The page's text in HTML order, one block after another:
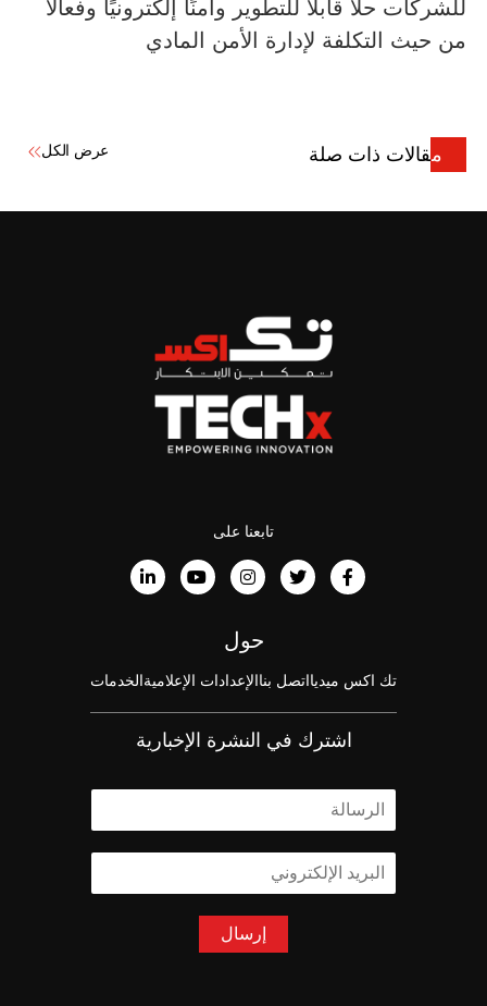
للشركات حلاً قابلاً للتطوير وآمنًا إلكترونيًا وفعالاً
من حيث التكلفة لإدارة الأمن المادي
مقالات ذات صلة عرض الكل
تابعنا على
حول
تك اكس ميديااتصل بناالإعدادات الإعلاميةالخدمات
اشترك في النشرة الإخبارية
س
إرسال